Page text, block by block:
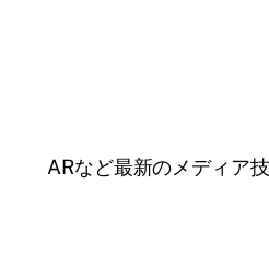
ARなど最新のメディア